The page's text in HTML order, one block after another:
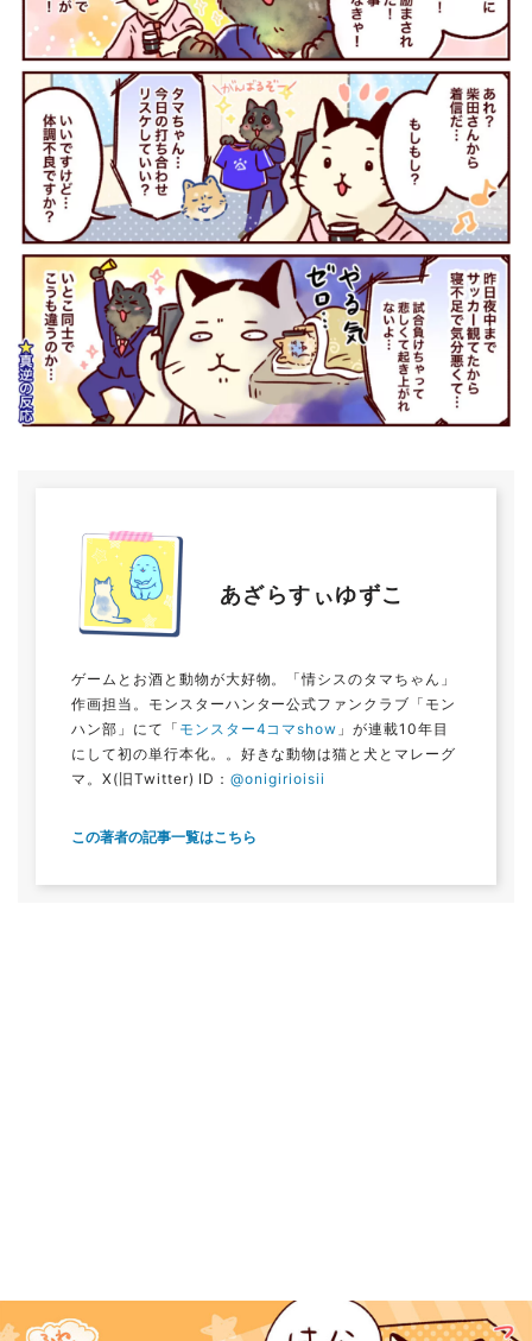
あざらすぃゆずこ
ゲームとお酒と動物が大好物。「情シスのタマちゃん」
作画担当。モンスターハンター公式ファンクラブ「モン
ハン部」にて「 モンスター4コマshow 」が連載10年目
にして初の単行本化。。好きな動物は猫と犬とマレーグ
マ。X(旧Twitter) ID：@onigirioisii
この著者の記事一覧はこちら